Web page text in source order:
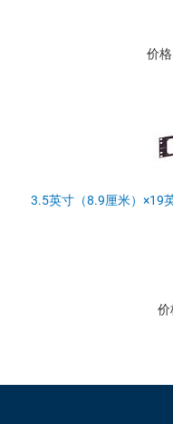
价
3.5英寸（8.9厘米）×19
价